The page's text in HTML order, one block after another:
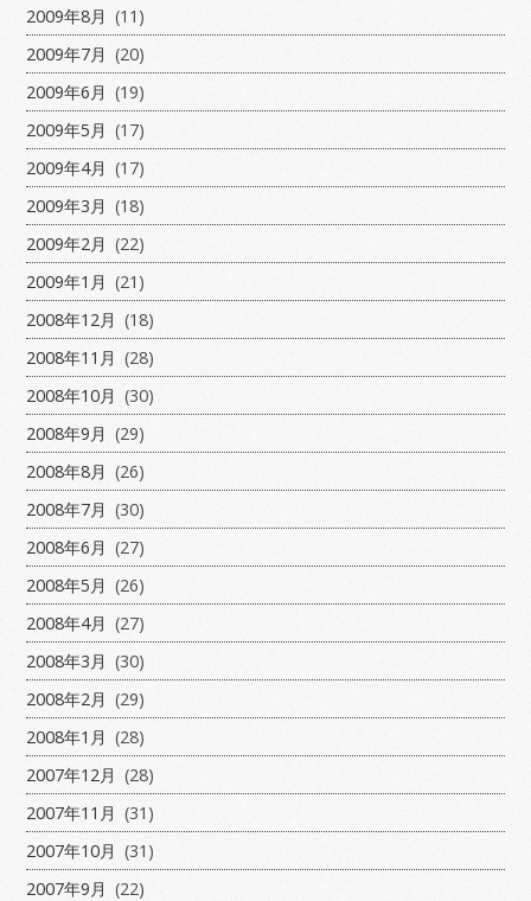
2009年8月 (11)
2009年7月 (20)
2009年6月 (19)
2009年5月 (17)
2009年4月 (17)
2009年3月 (18)
2009年2月 (22)
2009年1月 (21)
2008年12月 (18)
2008年11月 (28)
2008年10月 (30)
2008年9月 (29)
2008年8月 (26)
2008年7月 (30)
2008年6月 (27)
2008年5月 (26)
2008年4月 (27)
2008年3月 (30)
2008年2月 (29)
2008年1月 (28)
2007年12月 (28)
2007年11月 (31)
2007年10月 (31)
2007年9月 (22)